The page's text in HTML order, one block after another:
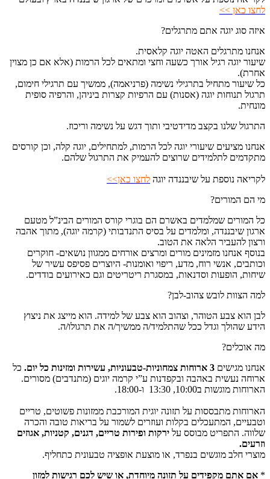
לחצו כאן >>
איזה סוג יוגה אתם מתרגלים?
אנחנו מתרגלים האטה יוגה קלאסית.
שיעור יוגה רגיל אורך כשעה וחצי ומתאים לכל הרמות (אלא אם כן מצוין
אחרת).
כל שיעור מתחיל בתרגילי נשימה (פרניאמה), ממשיך עם תרגילי חימום,
תרגול תנוחות יוגה (אסנות) עם הרפיות קצרות ביניהן, והרפיה סופית
מונחית.
התרגול שלנו בקצב מדידטיבי ותוך דגש על נשימה וריכוז.
אנחנו מציעים שיעורי יוגה לכל הרמות, למתחילים, יוגה קלה, וכן קורסים
מתקדמים לתלמידים שרוצים להעמיק את התרגול שלהם.
לקריאה נוספת על שיבננדה יוגה לחצו כאן>>
מי הם המורים?
כל המורים שמלמדים באשרם הם בוגרי קורס המורים הבינ”ל מטעם
ארגון שיבננדה, ומלמדים על בסיס התנדבותי (קרמה יוגה), מתוך אהבה
ורצון להעביר הלאה את הטוב.
בנוסף אנחנו מזמינים מורים ומרצים אורחים ממגוון נושאים- חוקרים
וכותבים, אנשי רוח, מדע, ריפוי ואומנות- היוצרים פסיפס עשיר של
שיחות, הופעות וסדנאות, במסגרת ריטריטים וגם כאירועים בודדים.
למה הצוות לובש צהוב-לבן?
לבן הוא צבע הטוהר, וצהוב הוא צבע של למידה. הוא מייצג את ניצוץ
הידע שהולך וגדל ככל שהתלמיד/ה ממשיך/ה את תרגולו/ה.
מה אוכלים?
אנחנו מגישים
כל
ארוחה נעשית באהבה ובקפדנות ע”י קרמה יוגים (מתנדבים) מסורים.
הארוחות מוגשות ב10:00, 13:30 ו-18:00.
הארוחות מתבססות על תזונה יוגית המורכבת ממזונות פשוטים, טריים
וטבעיים, המתעכלים בקלות ועוזרים לשמור על בריאות טובה והכרה
שלווה. התפריט מבוסס על ירקות ופירות טריים, דגנים, קטניות, אגוזים
וזרעים.
מוצרי חלב מוגשים בנפרד, או מוצעת אופציה טבעונית כתחליף.
* אם אתם מקפידים על תזונה מיוחדת, או שיש לכם רגישות למזון